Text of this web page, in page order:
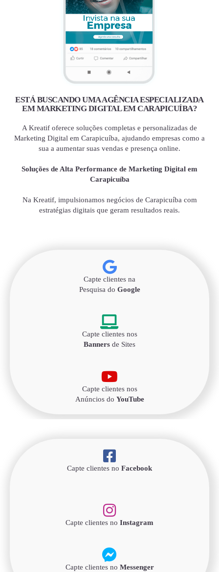
ESTÁ BUSCANDO UMA AGÊNCIA ESPECIALIZADA
EM MARKETING DIGITAL EM CARAPICUÍBA?
A Kreatif oferece soluções completas e personalizadas de
Marketing Digital em Carapicuíba, ajudando empresas como a
sua a aumentar suas vendas e presença online.
Soluções de Alta Performance de Marketing Digital em
Carapicuíba
Na Kreatif, impulsionamos negócios de Carapicuíba com
estratégias digitais que geram resultados reais.
Capte clientes na
Pesquisa do Google
Capte clientes nos
Banners de Sites
Capte clientes nos
Anúncios do YouTube
Capte clientes no Facebook
Capte clientes no Instagram
Capte clientes no Messenger